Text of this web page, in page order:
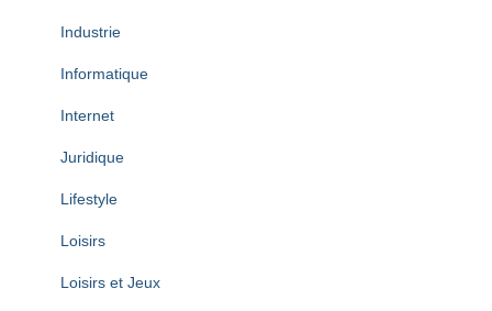
Industrie
Informatique
Internet
Juridique
Lifestyle
Loisirs
Loisirs et Jeux